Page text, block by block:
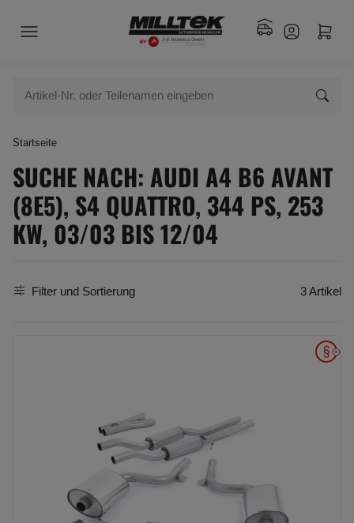
Startseite
SUCHE NACH: AUDI A4 B6 AVANT
(8E5), S4 QUATTRO, 344 PS, 253
KW, 03/03 BIS 12/04
Filter und Sortierung 3 Artikel